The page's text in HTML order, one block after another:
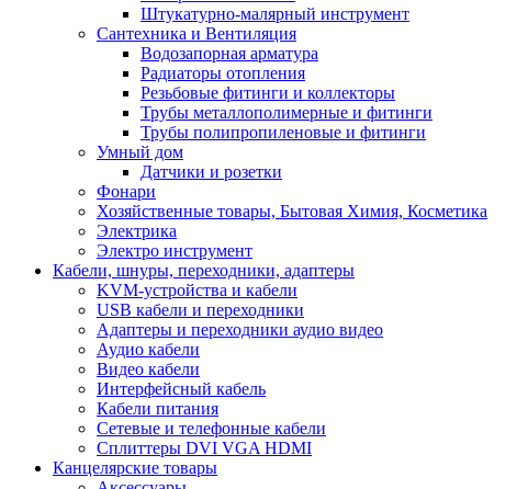
Штукатурно-малярный инструмент
Сантехника и Вентиляция
Водозапорная арматура
Радиаторы отопления
Резьбовые фитинги и коллекторы
Трубы металлополимерные и фитинги
Трубы полипропиленовые и фитинги
Умный дом
Датчики и розетки
Фонари
Хозяйственные товары, Бытовая Химия, Косметика
Электрика
Электро инструмент
Кабели, шнуры, переходники, адаптеры
KVM-устройства и кабели
USB кабели и переходники
Адаптеры и переходники аудио видео
Аудио кабели
Видео кабели
Интерфейсный кабель
Кабели питания
Сетевые и телефонные кабели
Сплиттеры DVI VGA HDMI
Канцелярские товары